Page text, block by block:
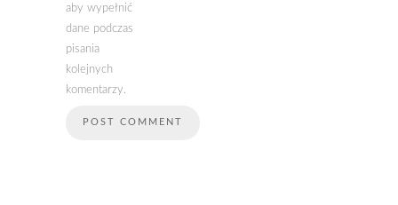
aby wypełnić
dane podczas
pisania
kolejnych
komentarzy.